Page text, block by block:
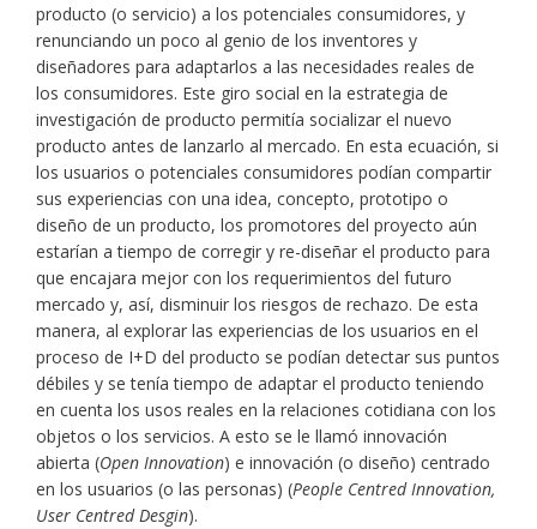
producto (o servicio) a los potenciales consumidores, y
renunciando un poco al genio de los inventores y
diseñadores para adaptarlos a las necesidades reales de
los consumidores. Este giro social en la estrategia de
investigación de producto permitía socializar el nuevo
producto antes de lanzarlo al mercado. En esta ecuación, si
los usuarios o potenciales consumidores podían compartir
sus experiencias con una idea, concepto, prototipo o
diseño de un producto, los promotores del proyecto aún
estarían a tiempo de corregir y re-diseñar el producto para
que encajara mejor con los requerimientos del futuro
mercado y, así, disminuir los riesgos de rechazo. De esta
manera, al explorar las experiencias de los usuarios en el
proceso de I+D del producto se podían detectar sus puntos
débiles y se tenía tiempo de adaptar el producto teniendo
en cuenta los usos reales en la relaciones cotidiana con los
objetos o los servicios. A esto se le llamó innovación
abierta (Open Innovation) e innovación (o diseño) centrado
en los usuarios (o las personas) (People Centred Innovation,
User Centred Desgin).